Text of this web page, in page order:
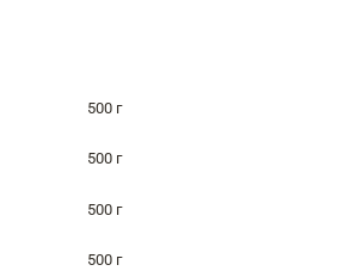
500 г
500 г
500 г
500 г